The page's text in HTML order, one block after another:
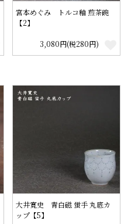
宮本めぐみ トルコ釉 煎茶碗
【2】
3,080円(税280円)
大井寛史 青白磁 蛍手 丸底カ
ップ【5】